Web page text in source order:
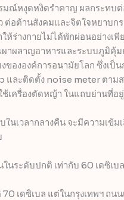
ณ์หงุดหงิดรำคาญ ผลกระทบต่
ต่อต้านสังคมและจิตใจหยาบก
ห้ร่างกายไม่ได้พักผ่อนอย่างเ
ผาผลาญอาหารและระบบภูมิคุ้
งขององค์การอนามัยโลก ซึ่งเ
และติดตั้ง noise meter ตาม
เครื่องตัดหญ้า ในแถบย่านที่อ
ในเวลากลางคืน จะมีความเข้ม
นระดับปกติ เท่ากับ 60 เดซิเบ
เดซิเบล แต่ในกรุงเทพฯ ถน